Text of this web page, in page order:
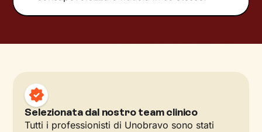
Selezionata dal nostro team clinico
Tutti i professionisti di Unobravo sono stati